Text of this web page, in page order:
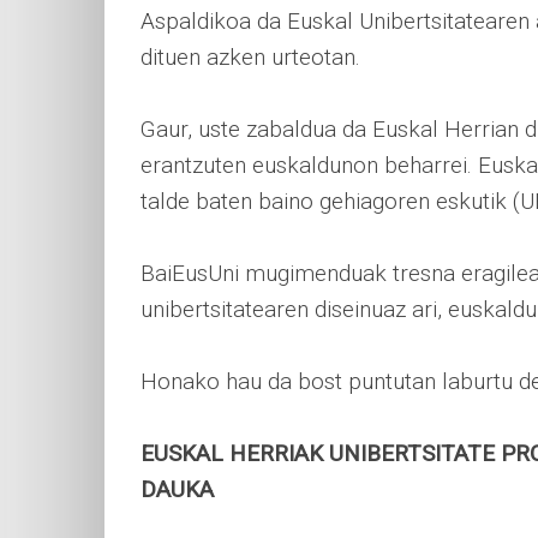
Aspaldikoa da Euskal
dituen azken urteotan.
Gaur, uste zabaldua da Euskal Herrian
erantzuten euskaldunon beharrei.
talde baten baino gehiagoren eskutik
BaiEusUni mugimenduak tresna
unibertsitatearen diseinuaz ari,
Honako hau da bost puntutan laburtu
EUSKAL HERRIAK UNIBERTSITATE
DAUKA